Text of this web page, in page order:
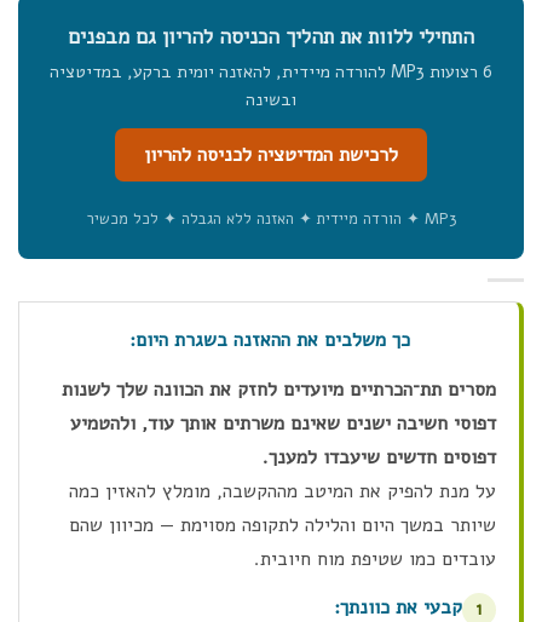
התחילי ללוות את תהליך הכניסה להריון גם מבפנים
6 רצועות MP3 להורדה מיידית, להאזנה יומית ברקע, במדיטציה
ובשינה
לרכישת המדיטציה לכניסה להריון
MP3 ✦ הורדה מיידית ✦ האזנה ללא הגבלה ✦ לכל מכשיר
כך משלבים את ההאזנה בשגרת היום:
מסרים תת־הכרתיים מיועדים לחזק את הכוונה שלך לשנות
דפוסי חשיבה ישנים שאינם משרתים אותך עוד, ולהטמיע
דפוסים חדשים שיעבדו למענך.
על מנת להפיק את המיטב מההקשבה, מומלץ להאזין כמה
שיותר במשך היום והלילה לתקופה מסוימת — מכיוון שהם
עובדים כמו שטיפת מוח חיובית.
1 קבעי את כוונתך: